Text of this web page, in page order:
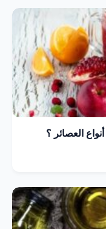
العصائر ؟